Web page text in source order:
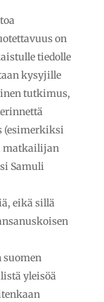
on
tiedolle
kysyjille
tutkimus,
(esimerkiksi
matkailijan
Samuli
eikä sillä
suomen
yleisöä